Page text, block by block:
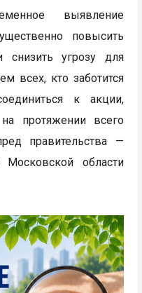
выявление
повысить
снизить угрозу для
всех, кто заботится
к акции,
протяжении всего
правительства —
Московской области